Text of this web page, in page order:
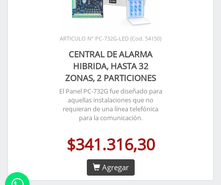
ARTICULO N° PC-732G-LED (Cod. 54150)
CENTRAL DE ALARMA
HIBRIDA, HASTA 32
ZONAS, 2 PARTICIONES
El Panel PC-732G fue diseñado para
aquellas instalaciones que no
requieran de una línea telefónica
para la comunicación.
$341.316,30
Agregar